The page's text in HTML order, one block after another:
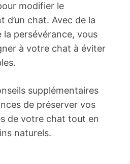
modifier le
d’un chat. Avec de la
la persévérance, vous
à votre chat à éviter
supplémentaires
de préserver vos
de votre chat tout en
naturels.